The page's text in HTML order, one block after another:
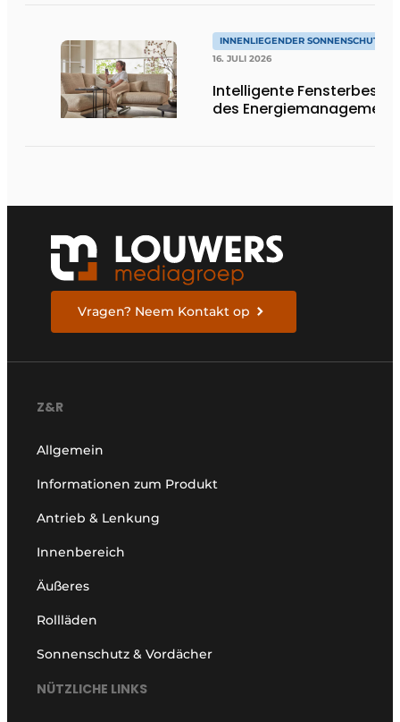
INNENLIEGENDER SONNENSCHUTZ &
16. JULI 2026
Intelligente
des
Vragen? Neem Kontakt op
Z&R
Allgemein
Informationen zum Produkt
Antrieb & Lenkung
Innenbereich
Äußeres
Rollläden
Sonnenschutz & Vordächer
NÜTZLICHE LINKS